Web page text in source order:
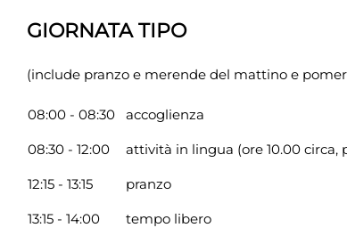
GIORNATA TIPO
(include pranzo e merende del mattino e
08:00 - 08:30 accoglienza
08:30 - 12:00 attività in lingua (ore 10.00 circa,
12:15 - 13:15 pranzo
13:15 - 14:00 tempo libero